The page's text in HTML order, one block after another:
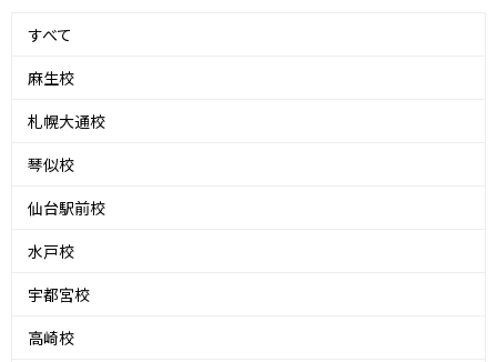
すべて
麻生校
札幌大通校
琴似校
仙台駅前校
水戸校
宇都宮校
高崎校